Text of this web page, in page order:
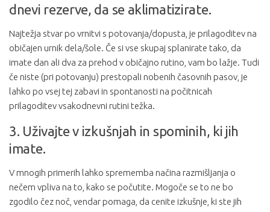
dnevi rezerve, da se aklimatizirate.
Najtežja stvar po vrnitvi s potovanja/dopusta, je prilagoditev na
običajen urnik dela/šole. Če si vse skupaj splanirate tako, da
imate dan ali dva za prehod v običajno rutino, vam bo lažje. Tudi
če niste (pri potovanju) prestopali nobenih časovnih pasov, je
lahko po vsej tej zabavi in spontanosti na počitnicah
prilagoditev vsakodnevni rutini težka.
3. Uživajte v izkušnjah in spominih, ki jih
imate.
V mnogih primerih lahko sprememba načina razmišljanja o
nečem vpliva na to, kako se počutite. Mogoče se to ne bo
zgodilo čez noč, vendar pomaga, da cenite izkušnje, ki ste jih